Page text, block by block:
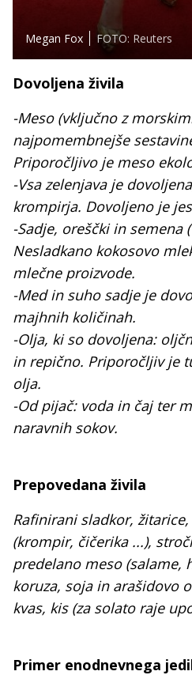
Megan Fox FOTO: Reuters
Dovoljena živila
-Meso (vključno z
najpomembnejše
Priporočljivo je meso
-Vsa zelenjava je
krompirja. Dovoljeno je
-Sadje, oreščki in semena
Nesladkano kokosovo
mlečne proizvode.
-Med in suho sadje je
majhnih količinah.
-Olja, ki so dovoljena:
in repično. Priporočljiv je
olja.
-Od pijač: voda in čaj ter
naravnih sokov.
Prepovedana živila
Rafinirani sladkor,
(krompir, čičerika ...),
predelano meso (salame,
koruza, soja in arašidovo
kvas, kis (za solato raje
Primer enodnevnega